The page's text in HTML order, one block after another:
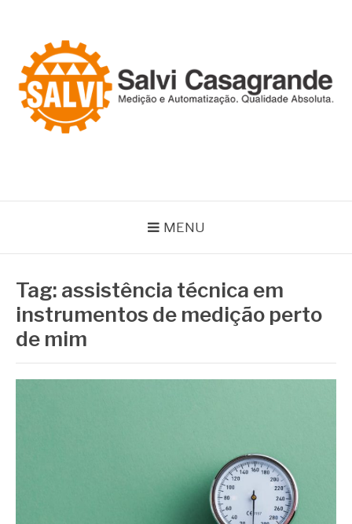
conteúdo
MENU
Tag: assistência técnica em
instrumentos de medição perto
de mim